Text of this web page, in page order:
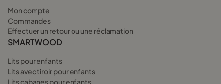
Mon compte
Commandes
Effectuer un retour ou une réclamation
SMARTWOOD
Lits pour enfants
Lits avec tiroir pour enfants
Lits cabanes pour enfants